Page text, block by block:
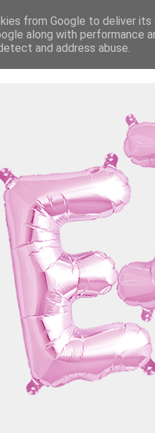
from Google to deliver
along with performance
and address abuse.